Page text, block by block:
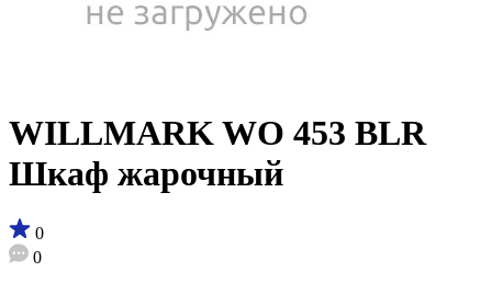
WILLMARK WO 453 BLR
Шкаф жарочный
0
0